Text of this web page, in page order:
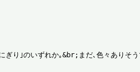
り｣のいずれか｡&br;まだ､色々ありそう